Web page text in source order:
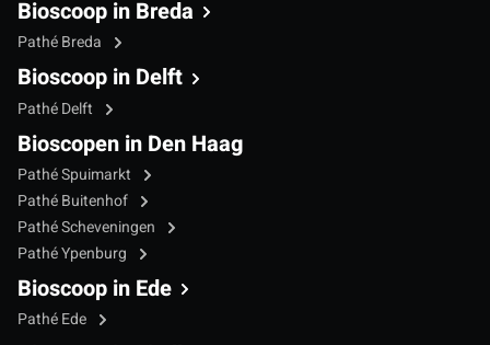
Bioscoop in Breda
Pathé Breda
Bioscoop in Delft
Pathé Delft
Bioscopen in Den Haag
Pathé Spuimarkt
Pathé Buitenhof
Pathé Scheveningen
Pathé Ypenburg
Bioscoop in Ede
Pathé Ede